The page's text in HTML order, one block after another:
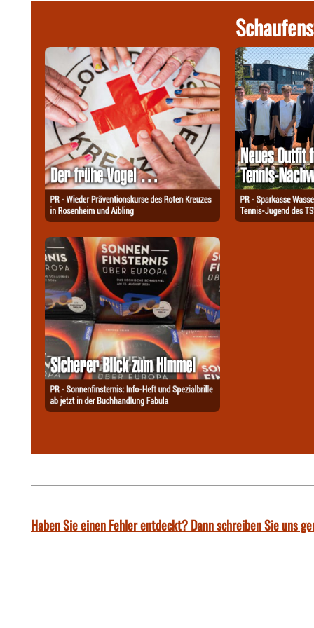
Haben Sie einen Fehler entdeckt? Dann schreiben Sie uns